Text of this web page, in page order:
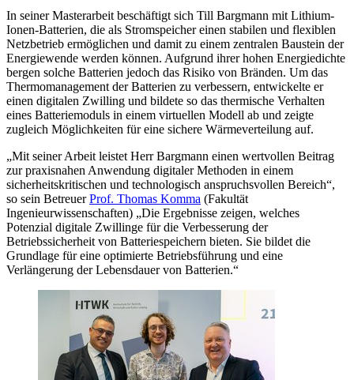
In seiner Masterarbeit beschäftigt sich Till Bargmann mit Lithium-
Ionen-Batterien, die als Stromspeicher einen stabilen und flexiblen
Netzbetrieb ermöglichen und damit zu einem zentralen Baustein der
Energiewende werden können. Aufgrund ihrer hohen Energiedichte
bergen solche Batterien jedoch das Risiko von Bränden. Um das
Thermomanagement der Batterien zu verbessern, entwickelte er
einen digitalen Zwilling und bildete so das thermische Verhalten
eines Batteriemoduls in einem virtuellen Modell ab und zeigte
zugleich Möglichkeiten für eine sichere Wärmeverteilung auf.
„Mit seiner Arbeit leistet Herr Bargmann einen wertvollen Beitrag
zur praxisnahen Anwendung digitaler Methoden in einem
sicherheitskritischen und technologisch anspruchsvollen Bereich“,
so sein BetreuerProf. Thomas Komma (Fakultät
Ingenieurwissenschaften) „Die Ergebnisse zeigen, welches
Potenzial digitale Zwillinge für die Verbesserung der
Betriebssicherheit von Batteriespeichern bieten. Sie bildet die
Grundlage für eine optimierte Betriebsführung und eine
Verlängerung der Lebensdauer von Batterien.“